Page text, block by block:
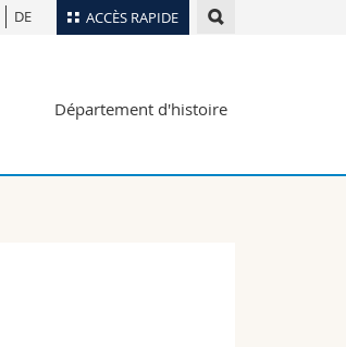
ACCÈS RAPIDE
Plan d'accès
Webmail
DE
Département d'histoire